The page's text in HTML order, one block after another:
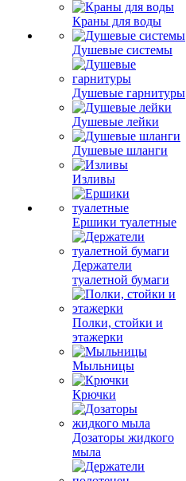
Краны для воды
Душевые системы
Душевые гарнитуры
Душевые лейки
Душевые шланги
Изливы
Ершики туалетные
Держатели
туалетной бумаги
Полки, стойки и
этажерки
Мыльницы
Крючки
Дозаторы жидкого
мыла